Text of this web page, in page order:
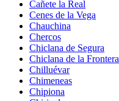
Cañete la Real
Cenes de la Vega
Chauchina
Chercos
Chiclana de Segura
Chiclana de la Frontera
Chilluévar
Chimeneas
Chipiona